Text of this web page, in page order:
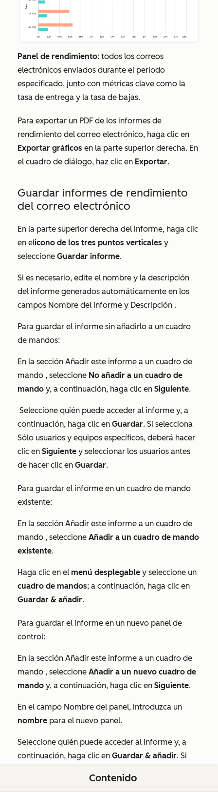
Panel de rendimiento: todos los correos
electrónicos enviados durante el periodo
especificado, junto con métricas clave como la
tasa de entrega y la tasa de bajas.
Para exportar un PDF de los informes de
rendimiento del correo electrónico, haga clic en
Exportar gráficos en la parte superior derecha. En
el cuadro de diálogo, haz clic en Exportar.
Guardar informes de rendimiento
del correo electrónico
En la parte superior derecha del informe, haga clic
en elicono de los tres puntos verticales y
seleccione Guardar informe.
Si es necesario, edite el nombre y la descripción
del informe generados automáticamente en los
campos Nombre del informe y Descripción .
Para guardar el informe sin añadirlo a un cuadro
de mandos:
En la sección Añadir este informe a un cuadro de
mando , seleccione No añadir a un cuadro de
mando y, a continuación, haga clic en Siguiente.
Seleccione quién puede acceder al informe y, a
continuación, haga clic en Guardar. Si selecciona
Sólo usuarios y equipos específicos, deberá hacer
clic en Siguiente y seleccionar los usuarios antes
de hacer clic en Guardar.
Para guardar el informe en un cuadro de mando
existente:
En la sección Añadir este informe a un cuadro de
mando , seleccione Añadir a un cuadro de mando
existente.
Haga clic en el menú desplegable y seleccione un
cuadro de mandos; a continuación, haga clic en
Guardar & añadir.
Para guardar el informe en un nuevo panel de
control:
En la sección Añadir este informe a un cuadro de
mando , seleccione Añadir a un nuevo cuadro de
mando y, a continuación, haga clic en Siguiente.
En el campo Nombre del panel, introduzca un
nombre para el nuevo panel.
Seleccione quién puede acceder al informe y, a
continuación, haga clic en Guardar & añadir. Si
seleccionaSólo usuarios y equipos específicos,
deberá hacer clic enSiguientey seleccionar los
Contenido